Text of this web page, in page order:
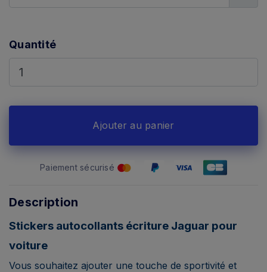
Quantité
Ajouter au panier
Paiement sécurisé
Description
Stickers autocollants écriture Jaguar pour
voiture
Vous souhaitez ajouter une touche de sportivité et